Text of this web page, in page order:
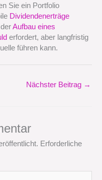
Sie ein Portfolio
Dividendenerträge
Aufbau eines
erfordert, aber langfristig
führen kann.
Nächster Beitrag →
Erforderliche